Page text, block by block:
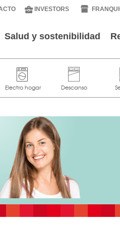
INVESTORS
Salud y sostenibilidad